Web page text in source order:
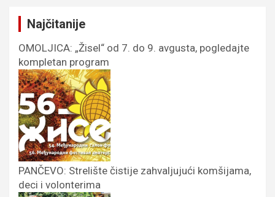
Najčitanije
OMOLJICA: „Žisel“ od 7. do 9. avgusta, pogledajte
kompletan program
PANČEVO: Strelište čistije zahvaljujući komšijama,
deci i volonterima